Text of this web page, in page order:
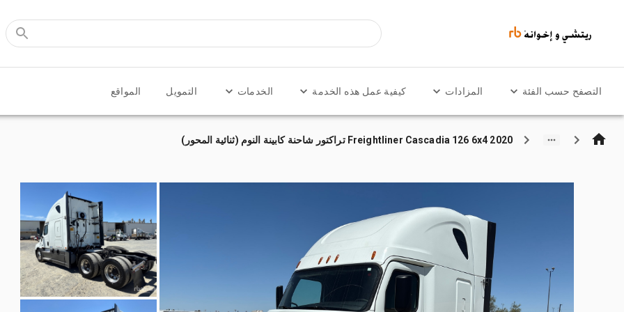
التصفح حسب الفئة المزادات كيفية عمل هذه الخدمة الخدمات التمويل المواقع
2020 Freightliner Cascadia 126 6x4 تراكتور شاحنة كابينة النوم (ثنائية المحور)